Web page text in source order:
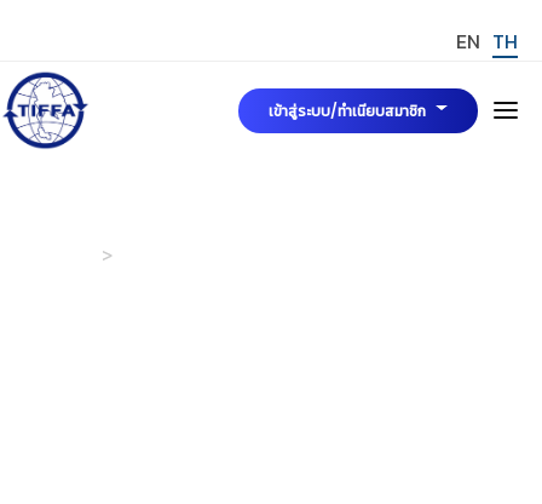
EN TH
เกี่ยวกับเรา
เข้าสู่ระบบ/ทำเนียบสมาชิก